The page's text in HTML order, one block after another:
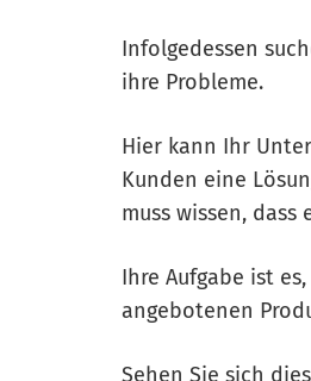
Infolgedessen
ihre Probleme.
Hier kann Ihr
Kunden eine
muss wissen,
Ihre Aufgabe ist
angebotenen
Sehen Sie sich